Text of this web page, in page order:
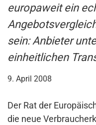
europaweit ein
sein: Anbieter
einheitlichen
9. April 2008
Der Rat der
die neue